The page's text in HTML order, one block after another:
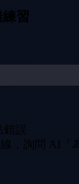
習
錯誤
，詢問 AI「